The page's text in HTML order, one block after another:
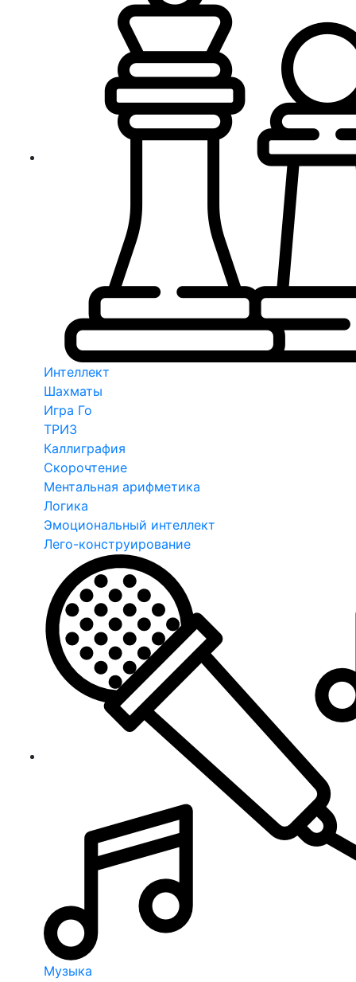
Интеллект
Шахматы
Игра Го
ТРИЗ
Каллиграфия
Скорочтение
Ментальная арифметика
Логика
Эмоциональный интеллект
Лего-конструирование
Музыка